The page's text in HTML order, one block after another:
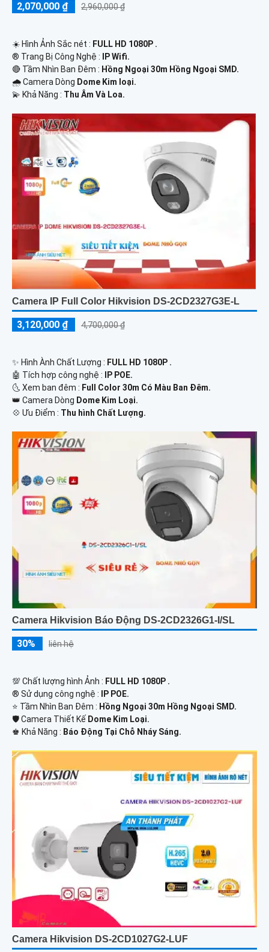
2,070,000 ₫ 2,960,000 ₫
☀️ Hình Ảnh Sắc nét : FULL HD 1080P .
®️ Trang Bị Công Nghệ :
IP Wifi.
🔴 Tầm Nhìn Ban Đêm : Hồng Ngoại 30m Hồng Ngoại SMD.
🌧️ Camera Dòng Dome Kim loại.
️💫 Khả Năng : Thu Âm Và Loa.
Camera IP Full Color Hikvision DS-2CD2327G3E-L
3,120,000 ₫ 4,700,000 ₫
✨ Hình Ành Chất Lượng : FULL HD 1080P .
🤖️ Tích hợp công nghệ :
IP POE.
🌜 Xem ban đêm : Full Color 30m Có Màu Ban Đêm.
👑 Camera Dòng Dome Kim Loại.
️💠 Ưu Điểm : Thu hình Chất Lượng.
Camera Hikvision Báo Động DS-2CD2326G1-I/SL
30% liên hệ
💯 Chất lượng hình Ảnh : FULL HD 1080P .
®️ Sử dụng công nghệ :
IP POE.
⭐ Tầm Nhìn Ban Đêm : Hồng Ngoại 30m Hồng Ngoại SMD.
🛡 Camera Thiết Kế Dome Kim Loại.
️♚ Khả Năng : Báo Động Tại Chỗ Nháy Sáng.
Camera Hikvision DS-2CD1027G2-LUF